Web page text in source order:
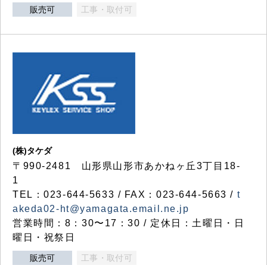
販売可 工事・取付可
(株)タケダ
〒990-2481 山形県山形市あかねヶ丘3丁目18-
1
TEL：023-644-5633 / FAX：023-644-5663 / t
akeda02-ht@yamagata.email.ne.jp
営業時間：8：30〜17：30 / 定休日：土曜日・日
曜日・祝祭日
販売可 工事・取付可